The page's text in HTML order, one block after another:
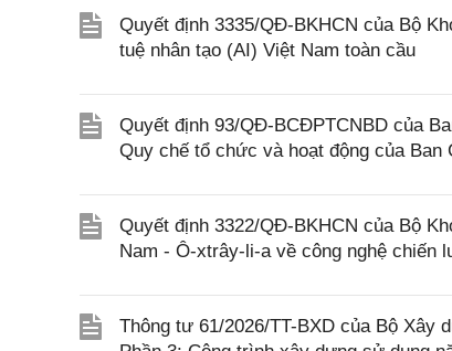
Quyết định 3335/QĐ-BKHCN của Bộ
tuệ nhân tạo (AI) Việt Nam toàn cầu
Quyết định 93/QĐ-BCĐPTCNBD của
Quy chế tổ chức và hoạt động của Ban
Quyết định 3322/QĐ-BKHCN của Bộ
Nam - Ô-xtrây-li-a về công nghệ chiến
Thông tư 61/2026/TT-BXD của Bộ Xây